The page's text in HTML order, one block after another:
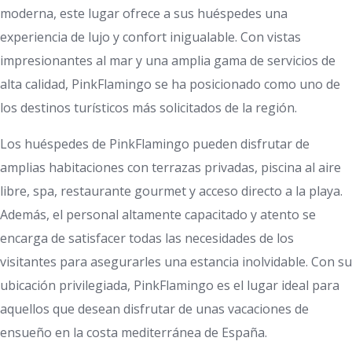
moderna, este lugar ofrece a sus huéspedes una
experiencia de lujo y confort inigualable. Con vistas
impresionantes al mar y una amplia gama de servicios de
alta calidad, PinkFlamingo se ha posicionado como uno de
los destinos turísticos más solicitados de la región.
Los huéspedes de PinkFlamingo pueden disfrutar de
amplias habitaciones con terrazas privadas, piscina al aire
libre, spa, restaurante gourmet y acceso directo a la playa.
Además, el personal altamente capacitado y atento se
encarga de satisfacer todas las necesidades de los
visitantes para asegurarles una estancia inolvidable. Con su
ubicación privilegiada, PinkFlamingo es el lugar ideal para
aquellos que desean disfrutar de unas vacaciones de
ensueño en la costa mediterránea de España.